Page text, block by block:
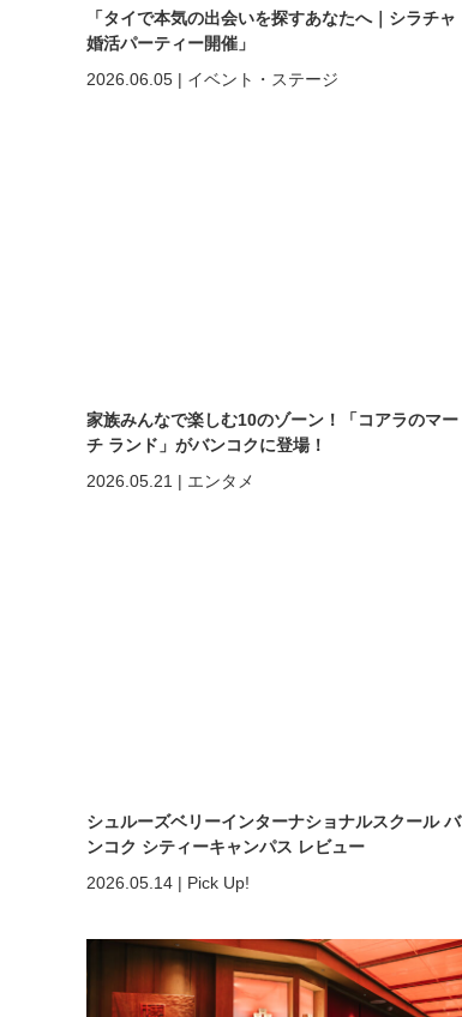
「タイで本気の出会いを探すあなたへ｜シラチャ
婚活パーティー開催」
2026.06.05 | イベント・ステージ
家族みんなで楽しむ10のゾーン！「コアラのマー
チ ランド」がバンコクに登場！
2026.05.21 | エンタメ
シュルーズベリーインターナショナルスクール バ
ンコク シティーキャンパス レビュー
2026.05.14 | Pick Up!